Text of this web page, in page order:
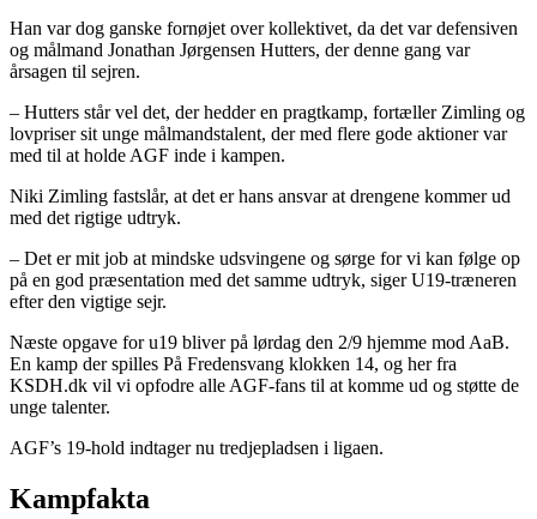
Han var dog ganske fornøjet over kollektivet, da det var defensiven
og målmand Jonathan Jørgensen Hutters, der denne gang var
årsagen til sejren.
– Hutters står vel det, der hedder en pragtkamp, fortæller Zimling og
lovpriser sit unge målmandstalent, der med flere gode aktioner var
med til at holde AGF inde i kampen.
Niki Zimling fastslår, at det er hans ansvar at drengene kommer ud
med det rigtige udtryk.
– Det er mit job at mindske udsvingene og sørge for vi kan følge op
på en god præsentation med det samme udtryk, siger U19-træneren
efter den vigtige sejr.
Næste opgave for u19 bliver på lørdag den 2/9 hjemme mod AaB.
En kamp der spilles På Fredensvang klokken 14, og her fra
KSDH.dk vil vi opfodre alle AGF-fans til at komme ud og støtte de
unge talenter.
AGF’s 19-hold indtager nu tredjepladsen i ligaen.
Kampfakta